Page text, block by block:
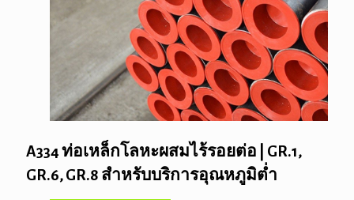
A334 ท่อเหล็กโลหะผสมไร้รอยต่อ | GR.1,
GR.6, GR.8 สำหรับบริการอุณหภูมิต่ำ